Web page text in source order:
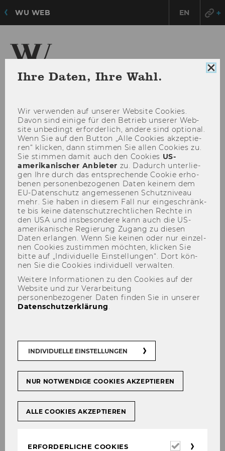
WU WEB EN
Institute for Spatial and
MENÜ
Social-Ecological
Transformations (ISSET) -
Einheit Novy
Ihre Daten, Ihre Wahl.
Wir ver­wen­den auf un­se­rer Web­site Coo­kies.
Davon sind ei­ni­ge für den Be­trieb un­se­rer Web­
site un­be­dingt er­for­der­lich, an­de­re sind op­tio­nal.
Wenn Sie auf den But­ton „Alle Coo­kies ak­zep­tie­
ren“ kli­cken, dann stim­men Sie allen Coo­kies zu.
Sie stim­men damit auch den Coo­kies US-​
amerikanischer An­bie­ter zu. Da­durch un­ter­lie­
gen Ihre durch das ent­spre­chen­de Coo­kie er­ho­
be­nen per­so­nen­be­zo­ge­nen Daten kei­nem dem
EU-​Datenschutz an­ge­mes­se­nen Schutz­ni­veau
mehr. Sie haben in die­sem Fall nur ein­ge­schränk­
te bis keine da­ten­schutz­recht­li­chen Rech­te in
den USA und ins­be­son­de­re kann auch die US-​
amerikanische Re­gie­rung Zu­gang zu die­sen
Daten er­lan­gen. Wenn Sie kei­nen oder nur ein­zel­
nen Coo­kies zu­stim­men möch­ten, kli­cken Sie
bitte auf „In­di­vi­du­el­le Ein­stel­lun­gen“. Dort kön­
nen Sie die Coo­kies in­di­vi­du­ell ver­wal­ten.
Weitere Informationen zu den Cookies auf der
Website und zur Verarbeitung
personenbezogener Daten finden Sie in unserer
Datenschutzerklärung.
INDIVIDUELLE EINSTELLUNGEN
NUR NOTWENDIGE COOKIES AKZEPTIEREN
ALLE COOKIES AKZEPTIEREN
ERFORDERLICHE COOKIES